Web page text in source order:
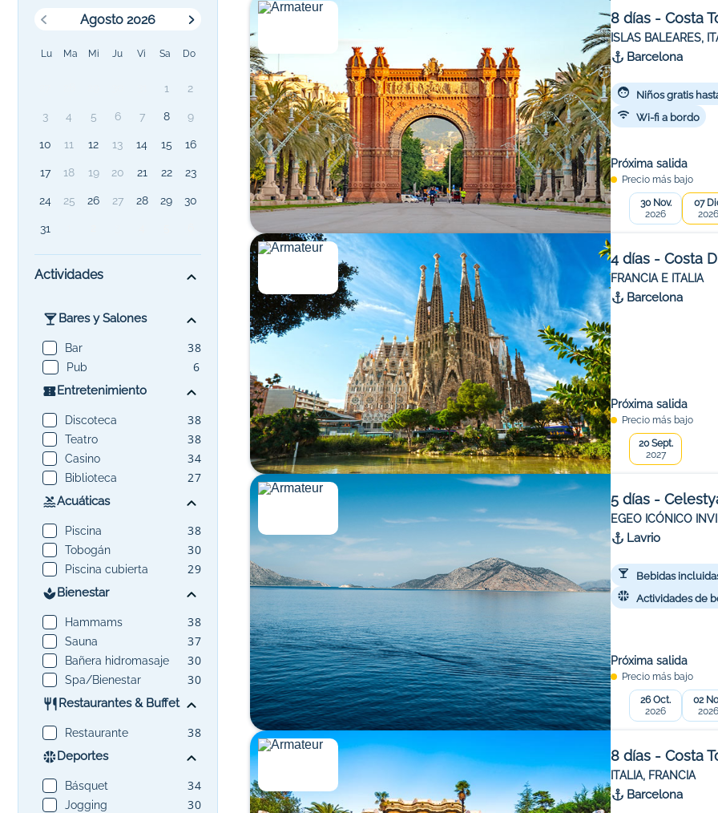
Agosto 2026
Lu Ma Mi Ju Vi Sa Do
1 2
3 4 5 6 7 8 9
10 11 12 13 14 15 16
17 18 19 20 21 22 23
24 25 26 27 28 29 30
31
Actividades
Bares y Salones
Bar 38
Pub 6
Entretenimiento
Discoteca 38
Teatro 38
Casino 34
Biblioteca 27
Acuáticas
Piscina 38
Tobogán 30
Piscina cubierta 29
Bienestar
Hammams 38
Sauna 37
Bañera hidromasaje 30
Spa/Bienestar 30
Restaurantes & Buffet
Restaurante 38
Deportes
Básquet 34
Jogging 30
8 días - Costa
ISLAS BALEARES,
Barcelona
Niños gratis
Wi-fi a bordo
Próxima salida
Precio más bajo
30 Nov.
2026
07
2026
4 días - Costa
FRANCIA E ITALIA
Barcelona
Próxima salida
Precio más bajo
20 Sept.
2027
5 días -
EGEO ICÓNICO
Lavrio
Bebidas
Actividades de
Próxima salida
Precio más bajo
26 Oct.
2026
02
2026
8 días - Costa
ITALIA, FRANCIA
Barcelona